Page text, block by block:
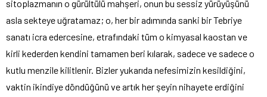
sitoplazmanın o gürültülü mahşeri, onun bu sessiz yürüyüşünü
asla sekteye uğratamaz; o, her bir adımında sanki bir Tebriye
sanatı icra edercesine, etrafındaki tüm o kimyasal kaostan ve
kirli kederden kendini tamamen beri kılarak, sadece ve sadece o
kutlu menzile kilitlenir. Bizler yukarıda nefesimizin kesildiğini,
vaktin ikindiye döndüğünü ve artık her şeyin nihayete erdiğini